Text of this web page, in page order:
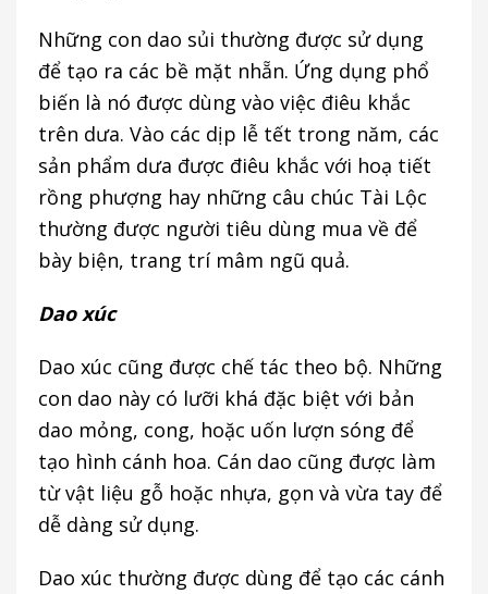
Những con dao sủi thường được sử dụng
để tạo ra các bề mặt nhẵn. Ứng dụng phổ
biến là nó được dùng vào việc điêu khắc
trên dưa. Vào các dịp lễ tết trong năm, các
sản phẩm dưa được điêu khắc với hoạ tiết
rồng phượng hay những câu chúc Tài Lộc
thường được người tiêu dùng mua về để
bày biện, trang trí mâm ngũ quả.
Dao xúc
Dao xúc cũng được chế tác theo bộ. Những
con dao này có lưỡi khá đặc biệt với bản
dao mỏng, cong, hoặc uốn lượn sóng để
tạo hình cánh hoa. Cán dao cũng được làm
từ vật liệu gỗ hoặc nhựa, gọn và vừa tay để
dễ dàng sử dụng.
Dao xúc thường được dùng để tạo các cánh